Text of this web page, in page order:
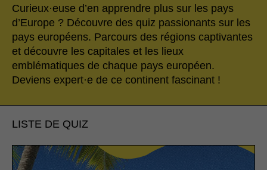
Curieux·euse d’en apprendre plus sur les pays
d’Europe ? Découvre des quiz passionants sur les
pays européens. Parcours des régions captivantes
et découvre les capitales et les lieux
emblématiques de chaque pays européen.
Deviens expert·e de ce continent fascinant !
LISTE DE QUIZ